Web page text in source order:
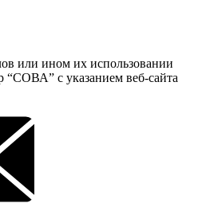
или ином их использовании
“СОВА” с указанием веб-сайта